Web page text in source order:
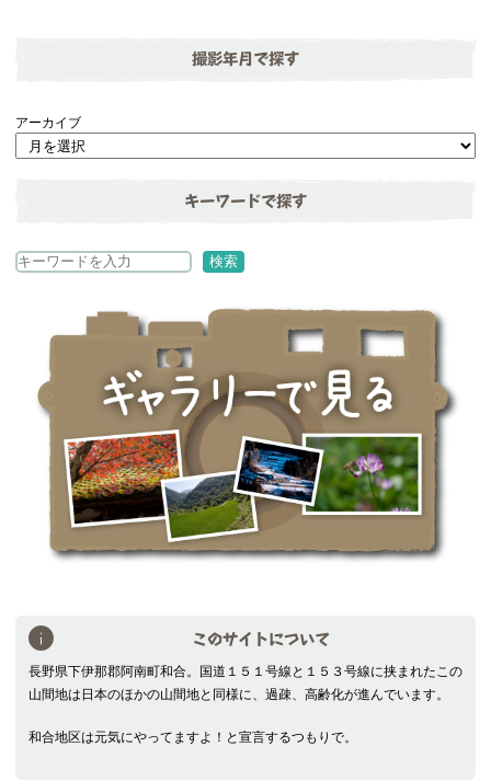
撮影年月で探す
アーカイブ
キーワードで探す
検
検索
このサイトについて
長野県下伊那郡阿南町和合。国道１５１号線と１５３号線に挟まれたこの
山間地は日本のほかの山間地と同様に、過疎、高齢化が進んでいます。
和合地区は元気にやってますよ！と宣言するつもりで。